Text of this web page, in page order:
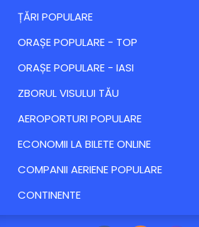
ȚĂRI POPULARE
ORAȘE POPULARE - TOP
ORAȘE POPULARE - IASI
ZBORUL VISULUI TĂU
AEROPORTURI POPULARE
ECONOMII LA BILETE ONLINE
COMPANII AERIENE POPULARE
CONTINENTE